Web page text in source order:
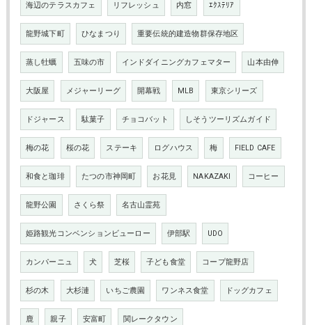
海辺のテラスカフェ リフレッシュ 内窓 ｴｸｽﾃﾘｱ
龍野城下町 ひなまつり 重要伝統的建造物群保存地区
蒸し牡蠣 五味の市 インドダイニングカフェマター 山本由伸
大阪屋 メジャーリーグ 開幕戦 MLB 東京シリーズ
ドジャース 駄菓子 チョコバット しそうツーリズムガイド
梅の花 桜の花 ステーキ ログハウス 梅 FIELD CAFE
和食と珈琲 たつの市神岡町 お花見 NAKAZAKI コーヒー
龍野公園 さくら祭 名古山霊苑
姫路観光コンベンションビューロー 伊部駅 UDO
カンパーニュ 犬 芝桜 子ども食堂 コープ龍野店
杉の木 大杉漣 いちご農園 ワンネス食堂 ドッグカフェ
鹿 親子 安富町 関レークタウン